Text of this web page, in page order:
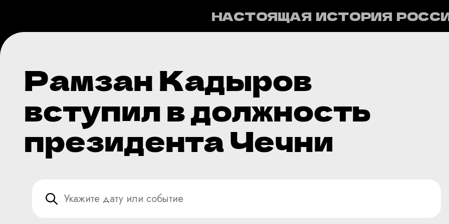
НАСТОЯЩАЯ ИСТОРИЯ
Рамзан Кадыров
вступил в должность
президента Чечни